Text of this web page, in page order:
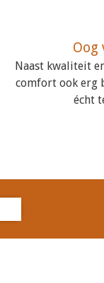
Oog
Naast kwaliteit
comfort ook erg
écht